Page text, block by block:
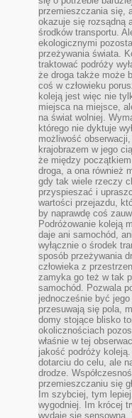
przemieszczania się,
okazuje się rozsądną
środków transportu.
ekologicznymi
przeżywania świata.
traktować podróży
że droga także może
coś w człowieku
koleją jest więc nie
miejsca na miejsce,
na świat wolniej.
którego nie dyktuje
możliwość
krajobrazem w jego
że między
droga, a ona również
gdy tak wiele rzeczy
przyspieszać i
wartości przejazdu,
by naprawdę coś
Podróżowanie koleją
daje ani samochód,
wyłącznie o środek
sposób przeżywania
człowieka z
zamyka go też w tak
samochód. Pozwala
jednocześnie być
przesuwają się pola,
domy stojące blisko
okolicznościach
właśnie w tej
jakość podróży
dotarciu do celu, ale
drodze.
przemieszczaniu się
Im szybciej, tym
wygodniej. Im krócej
wydaje się